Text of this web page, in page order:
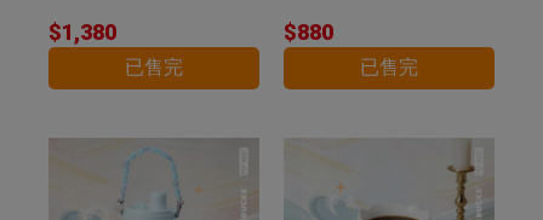
$1,380
已售完
$880
已售完